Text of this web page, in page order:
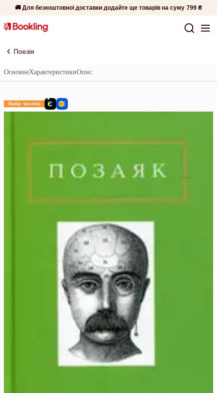
🚚 Для безкоштовної доставки додайте ще товарів на суму 799 ₴
Поезія
ОсновнеХарактеристикиОпис
Вибір читачів